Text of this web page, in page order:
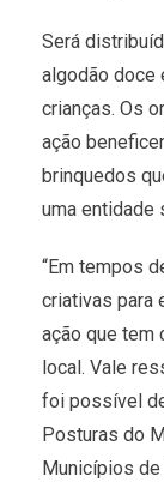
Será
algodão doce
crianças. Os
ação
brinquedos
uma entidade
“Em tempos
criativas para
ação que tem
local. Vale
foi possível
Posturas do
Municípios